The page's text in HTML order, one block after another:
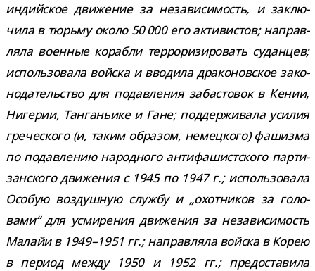
индий­ское дви­же­ние за неза­ви­си­мость, и заклю­
чила в тюрьму около 50 000 его акти­ви­стов; направ­
ляла воен­ные корабли тер­ро­ри­зи­ро­вать судан­цев;
исполь­зо­вала вой­ска и вво­дила дра­ко­нов­ское зако­
но­да­тель­ство для подав­ле­ния заба­сто­вок в Кении,
Нигерии, Танганьике и Гане; под­дер­жи­вала уси­лия
гре­че­ского (и, таким обра­зом, немец­кого) фашизма
по подав­ле­нию народ­ного анти­фа­шист­ского пар­ти­
зан­ского дви­же­ния с 1945 по 1947 г.; исполь­зо­вала
Особую воз­душ­ную службу и „охот­ни­ков за голо­
вами“ для усми­ре­ния дви­же­ния за неза­ви­си­мость
Малайи в 1949–1951 гг.; направ­ляла вой­ска в Корею
в период между 1950 и 1952 гг.; предо­ста­вила